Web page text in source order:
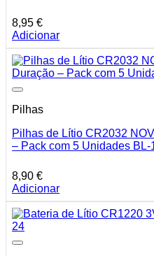
8,95 €
Adicionar
Pilhas
Pilhas de Lítio CR2032
– Pack com 5 Unidades BL-
8,90 €
Adicionar